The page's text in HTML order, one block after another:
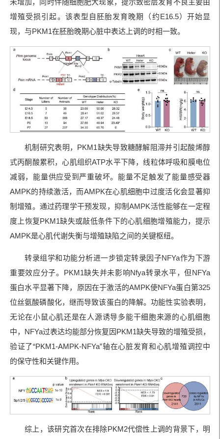
增殖受损引起。该表型自胚胎发育晚期（约E16.5）开始显
现，与PKM1在胚胎晚期心脏中表达上调的时相一致。
机制研究表明，PKM1缺失导致糖酵解阻滞并引起酸烯醇
式丙酮酸累积，心肌组织ATP水平下降，线粒体呼吸和膜电位
减弱，能量供应受到严重破坏。能量不足触发了能量感受器
AMPK的持续激活，而AMPK在心肌细胞中过度活化会显著抑
制增殖。通过药理学干预发现，抑制AMPK活性能够在一定程
度上恢复PKM1缺失或敲低条件下的心肌细胞增殖能力，提示
AMPK是心肌代谢失衡与增殖缺陷之间的关键枢纽。
转录组学和功能分析进一步锁定转录因子NFYa作为下游
重要效应分子。PKM1缺失并未影响Nfya转录水平，但NFYa
蛋白水平显著下降，原因在于激活的AMPK使NFYa蛋白第325
位丝氨酸磷酸化，继而导致该蛋白的降解。功能性实验表明，
无论在小鼠心肌还是在人源诱导多能干细胞来源的心肌细胞
中，NFYa过表达均能部分恢复因PKM1缺失导致的增殖受损，
验证了“PKM1-AMPK-NFYa”轴在心脏发育和心肌增殖调控中
的保守性和关键作用。
综上，该研究首次在排除PKM2代偿性上调的背景下，明